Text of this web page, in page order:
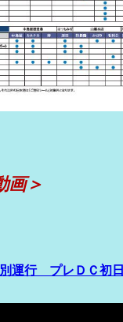
画＞
運行 プレＤＣ初